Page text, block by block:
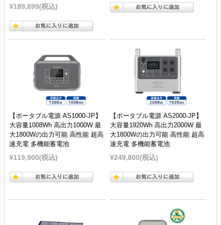
¥189,899(税込)
【ポータブル電源 AS1000-JP】
大容量1008Wh 高出力1000W 最
大1800Wの出力可能 高性能 超高
速充電 多機能蓄電池
¥119,900(税込)
【ポータブル電源 AS2000-JP】
大容量1920Wh 高出力2000W 最
大1800Wの出力可能 高性能 超高
速充電 多機能蓄電池
¥249,800(税込)